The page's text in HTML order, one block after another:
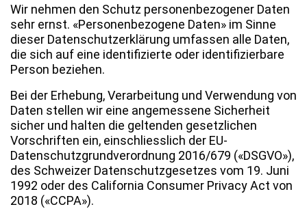
Wir nehmen den Schutz personenbezogener Daten
sehr ernst. «Personenbezogene Daten» im Sinne
dieser Datenschutzerklärung umfassen alle Daten,
die sich auf eine identifizierte oder identifizierbare
Person beziehen.
Bei der Erhebung, Verarbeitung und Verwendung von
Daten stellen wir eine angemessene Sicherheit
sicher und halten die geltenden gesetzlichen
Vorschriften ein, einschliesslich der EU-
Datenschutzgrundverordnung 2016/679 («DSGVO»),
des Schweizer Datenschutzgesetzes vom 19. Juni
1992 oder des California Consumer Privacy Act von
2018 («CCPA»).